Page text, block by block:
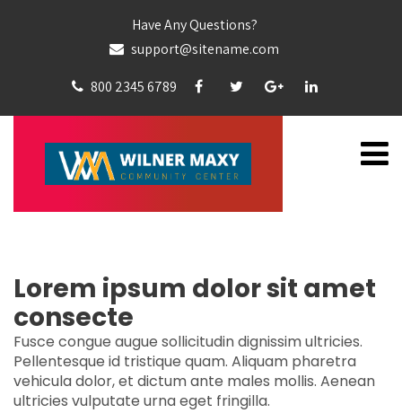
Have Any Questions?
support@sitename.com
800 2345 6789
WELFARE
Lorem ipsum dolor sit amet
consecte
Fusce congue augue sollicitudin dignissim ultricies.
Pellentesque id tristique quam. Aliquam pharetra
vehicula dolor, et dictum ante males mollis. Aenean
ultricies vulputate urna eget fringilla.